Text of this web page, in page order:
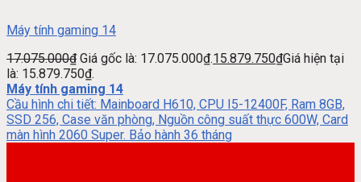
Máy tính gaming 14
17.075.000₫ Giá gốc là: 17.075.000₫.15.879.750₫Giá hiện tại
là: 15.879.750₫.
Máy tính gaming 14
Cầu hình chi tiết: Mainboard H610, CPU I5-12400F, Ram 8GB,
SSD 256, Case văn phòng, Nguồn công suất thực 600W, Card
màn hình 2060 Super. Bảo hành 36 tháng